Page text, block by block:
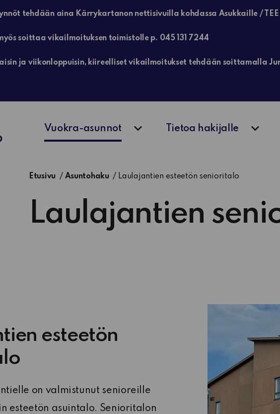
tehdään aina Kärrykartanon nettisivuilla kohdassa Asukkaille / TEE
soittaa vikailmoituksen toimistolle p. 045 131 7244
ja viikonloppuisin, kiireelliset vikailmoitukset tehdään soittamalla
Vuokra-asunnot
Tietoa hakijalle
Etusivu Asuntohaku Laulajantien esteetön senioritalo
Laulajantien
esteetön
on valmistunut senioreille
esteetön asuintalo. Senioritalon